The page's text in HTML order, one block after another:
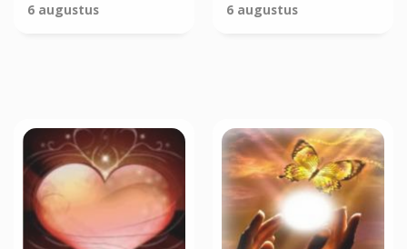
6 augustus 6 augustus